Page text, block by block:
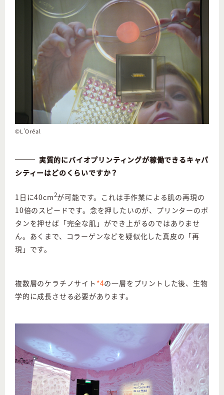
©L’Oréal
実質的にバイオプリンティングが稼働できるキャパ
シティーはどのくらいですか？
1日に40cm2が可能です。これは手作業による肌の再現の
10倍のスピードです。念を押したいのが、プリンターのボ
タンを押せば「完全な肌」ができ上がるのではありませ
ん。あくまで、コラーゲンなどを疑似化した真皮の「再
現」です。
複数層のケラチノサイト *4の一層をプリントした後、生物
学的に成長させる必要があります。